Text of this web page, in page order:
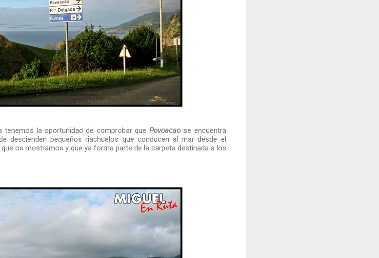
tenemos la oportunidad de comprobar quePovoacao se encuentra
descienden pequeños riachuelos que conducen al mar desde el
os mostramos y que ya forma parte de la carpeta destinada a los